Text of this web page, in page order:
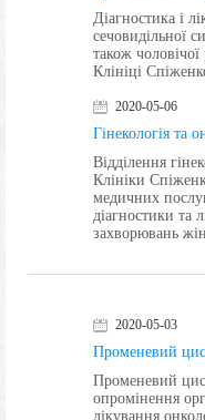
Діагностика і
сечовидільної
також
Клініці
2020-05-06
Гінекологія та
Відділення
Клініки
медичних
діагностики та
захворювань
2020-05-03
Променевий
Променевий
опромінення
лікування